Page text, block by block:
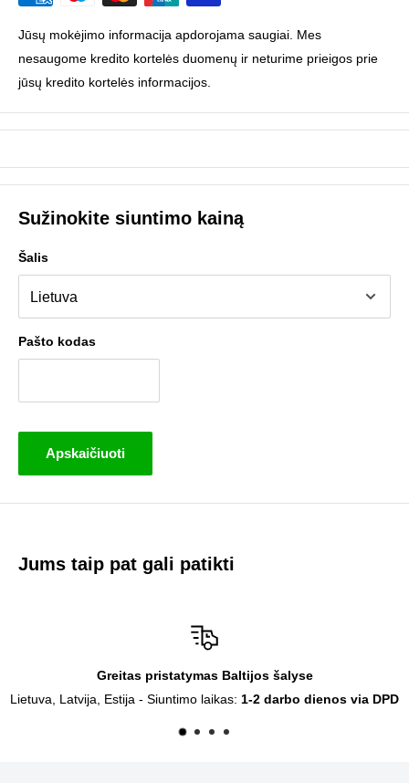
Jūsų mokėjimo informacija apdorojama saugiai. Mes
nesaugome kredito kortelės duomenų ir neturime prieigos prie
jūsų kredito kortelės informacijos.
Sužinokite siuntimo kainą
Šalis
Pašto kodas
Apskaičiuoti
Jums taip pat gali patikti
1-2 darbo dienos via DPD
Siuntimas
Siuntimo laikas:2-5